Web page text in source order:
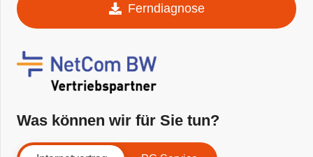
Was können wir für Sie tun?
Ferndiagnose